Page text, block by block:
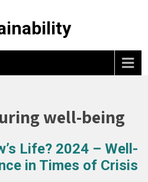
well-being
Life? 2024 – Well-
in Times of Crisis